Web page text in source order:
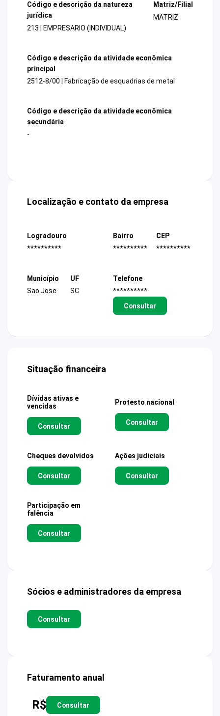
Código e descrição da natureza
jurídica
213 | EMPRESARIO (INDIVIDUAL)
Matriz/Filial
MATRIZ
Código e descrição da atividade econômica
principal
2512-8/00 | Fabricação de esquadrias de metal
Código e descrição da atividade econômica
secundária
-
Localização e contato da empresa
Logradouro
**********
Bairro
**********
CEP
**********
Município
Sao Jose
UF
SC
Telefone
**********
Consultar
Situação financeira
Dívidas ativas e
vencidas
Consultar
Protesto nacional
Consultar
Cheques devolvidos
Consultar
Ações judiciais
Consultar
Participação em
falência
Consultar
Sócios e administradores da empresa
Consultar
Faturamento anual
R$ Consultar